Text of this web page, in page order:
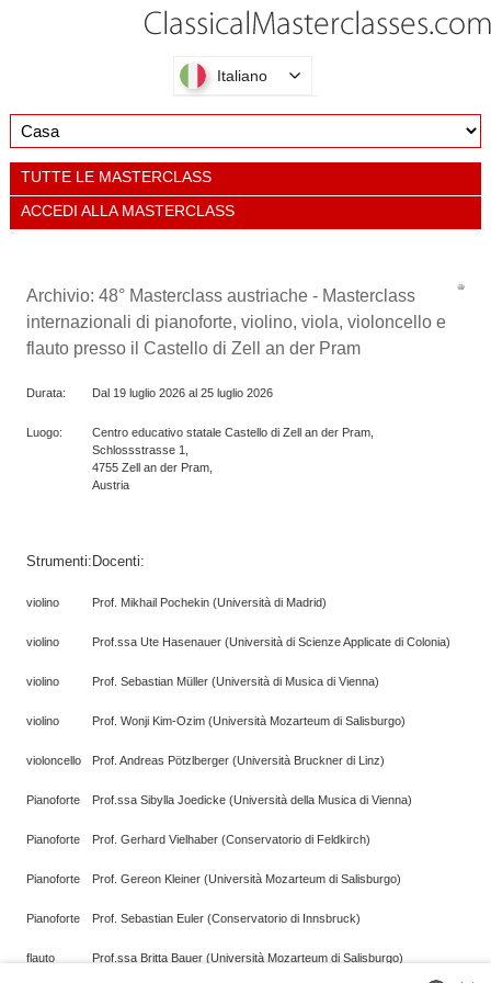
Italiano
TUTTE LE MASTERCLASS
ACCEDI ALLA MASTERCLASS
Archivio: 48° Masterclass austriache - Masterclass
internazionali di pianoforte, violino, viola, violoncello e
flauto presso il Castello di Zell an der Pram
Durata: Dal 19 luglio 2026 al 25 luglio 2026
Luogo:
Centro educativo statale Castello di Zell an der Pram,
Schlossstrasse 1,
4755 Zell an der Pram,
Austria
Strumenti: Docenti:
violino Prof. Mikhail Pochekin (Università di Madrid)
violino Prof.ssa Ute Hasenauer (Università di Scienze Applicate di Colonia)
violino Prof. Sebastian Müller (Università di Musica di Vienna)
violino Prof. Wonji Kim-Ozim (Università Mozarteum di Salisburgo)
violoncello Prof. Andreas Pötzlberger (Università Bruckner di Linz)
Pianoforte Prof.ssa Sibylla Joedicke (Università della Musica di Vienna)
Pianoforte Prof. Gerhard Vielhaber (Conservatorio di Feldkirch)
Pianoforte Prof. Gereon Kleiner (Università Mozarteum di Salisburgo)
Pianoforte Prof. Sebastian Euler (Conservatorio di Innsbruck)
flauto Prof.ssa Britta Bauer (Università Mozarteum di Salisburgo)